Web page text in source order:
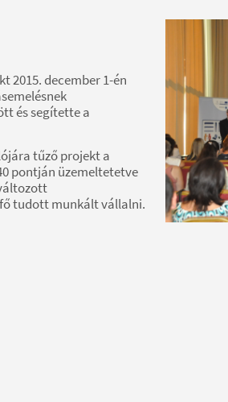
2015. december 1-én
és segítette a
tűző projekt a
pontján üzemeltetetve
fő tudott munkált vállalni.